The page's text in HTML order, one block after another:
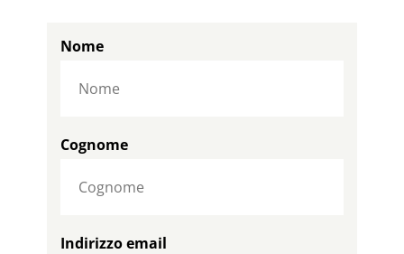
Nome
Cognome
Indirizzo email